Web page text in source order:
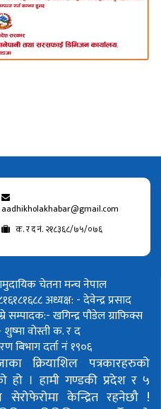
aadhikholakhabar@gmail.com
क. र द नं. २१८३६८/७५/०७६
चेतना मन्च नेपाल
अध्यक्ष: - देवेन्द्र प्रसाद
सम्पादक:- खगिन्द्र पौडेलग्राफिक्स
वोस्तीक. र द
बिभाग दर्ता नं १९०६
क्रियाशिल पत्रकारहरुको
हो । हामी गण्डकी प्रदेश र ५
केन्द्रित रहनेछौ !